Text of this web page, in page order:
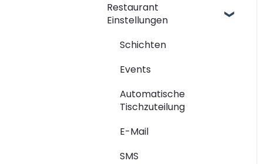
Restaurant
Einstellungen
Schichten
Events
Automatische
Tischzuteilung
E-Mail
SMS